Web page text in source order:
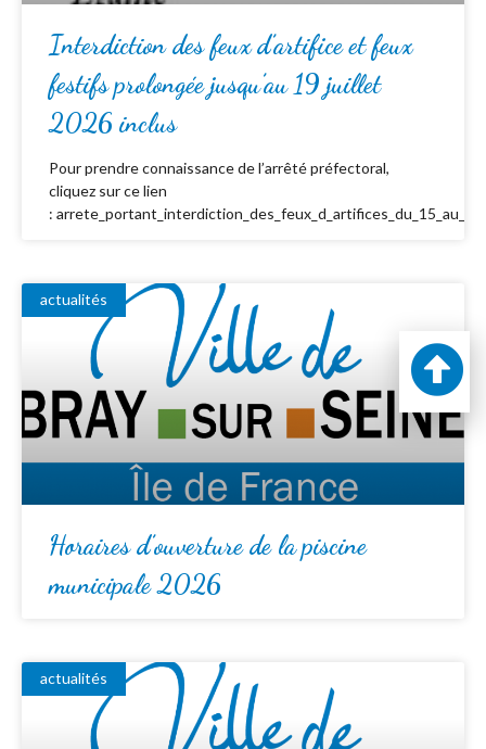
Interdiction des feux d’artifice et feux
festifs prolongée jusqu’au 19 juillet
2026 inclus
Pour prendre connaissance de l’arrêté préfectoral,
cliquez sur ce lien
:
actualités
Horaires d’ouverture de la piscine
municipale 2026
actualités